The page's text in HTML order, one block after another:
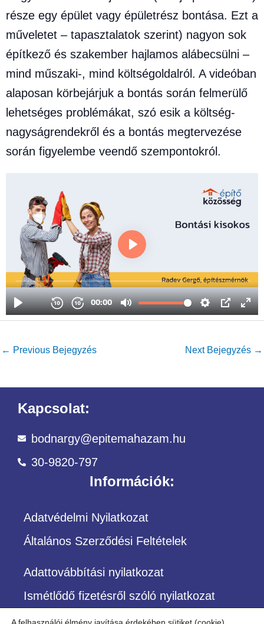
része egy épület vagy épületrész bontása. Ezt a
műveletet – tapasztalatok szerint) nagyon sok
építkező és szakember hajlamos alábecsülni –
mind műszaki-, mind költségoldalról. A videóban
alaposan körbejárjuk a bontás során felmerülő
lehetséges problémákat, szó esik a költség-
nagyságrendekről és a bontás megtervezése
során figyelembe veendő szempontokról.
← Previous Bejegyzés Next Bejegyzés →
Kapcsolat:
bodnargy@epitemahazam.hu
30-9820-797
Információk:
Adatvédelmi Nyilatkozat
Általános Szerződési Feltételek
Adattovábbítási nyilatkozat
Ismétlődő fizetésről szóló nyilatkozat